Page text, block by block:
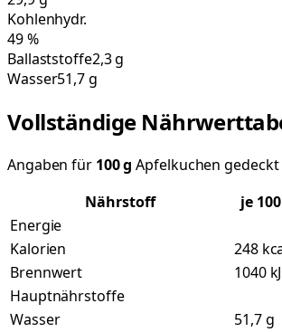
Kohlenhydr.
49%
Ballaststoffe2,3 g
Wasser51,7 g
Vollständige
Angaben für 100g Apfelkuchen
Nährstoff
je 100
Energie
Kalorien
248
Brennwert
1040 kJ
Hauptnährstoffe
Wasser
51,7 g